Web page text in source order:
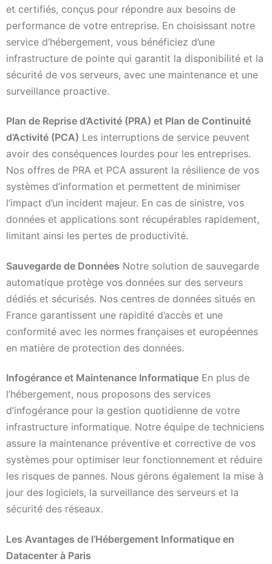
et certifiés, conçus pour répondre aux besoins de
performance de votre entreprise. En choisissant notre
service d’hébergement, vous bénéficiez d’une
infrastructure de pointe qui garantit la disponibilité et la
sécurité de vos serveurs, avec une maintenance et une
surveillance proactive.
Plan de Reprise d’Activité (PRA) et Plan de Continuité
d’Activité (PCA) Les interruptions de service peuvent
avoir des conséquences lourdes pour les entreprises.
Nos offres de PRA et PCA assurent la résilience de vos
systèmes d’information et permettent de minimiser
l’impact d’un incident majeur. En cas de sinistre, vos
données et applications sont récupérables rapidement,
limitant ainsi les pertes de productivité.
Sauvegarde de Données Notre solution de sauvegarde
automatique protège vos données sur des serveurs
dédiés et sécurisés. Nos centres de données situés en
France garantissent une rapidité d’accès et une
conformité avec les normes françaises et européennes
en matière de protection des données.
Infogérance et Maintenance Informatique En plus de
l’hébergement, nous proposons des services
d’infogérance pour la gestion quotidienne de votre
infrastructure informatique. Notre équipe de techniciens
assure la maintenance préventive et corrective de vos
systèmes pour optimiser leur fonctionnement et réduire
les risques de pannes. Nous gérons également la mise à
jour des logiciels, la surveillance des serveurs et la
sécurité des réseaux.
Les Avantages de l’Hébergement Informatique en
Datacenter à Paris